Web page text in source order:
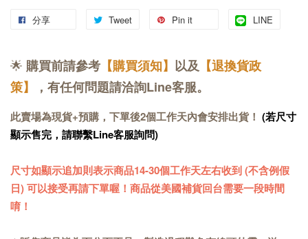
分享 Tweet Pin it LINE
🌟 購買前請參考 【購買須知】 以及 【退換貨政
策】
，有任何問題請洽詢Line客服。
此賣場為現貨+預購，下單後2個工作天內會安排出貨！ (若尺寸
顯示售完，請聯繫Line客服詢問)
尺寸如顯示追加則表示商品14-30個工作天左右收到 (不含例假
日) 可以接受再請下單喔！商品從美國補貨回台需要一段時間
唷！